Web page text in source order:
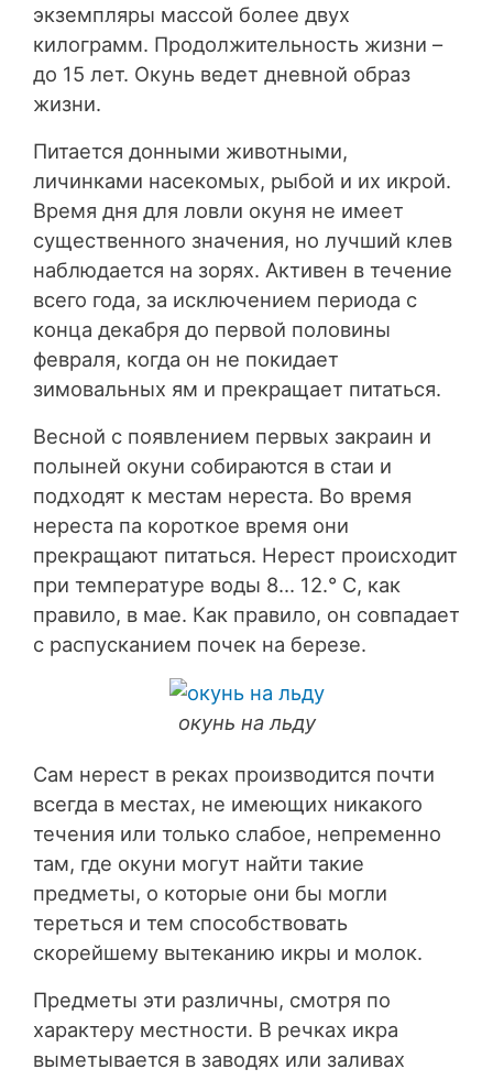
экземпляры массой более двух
килограмм. Продолжительность жизни –
до 15 лет. Окунь ведет дневной образ
жизни.
Питается донными животными,
личинками насекомых, рыбой и их икрой.
Время дня для ловли окуня не имеет
существенного значения, но лучший клев
наблюдается на зорях. Активен в течение
всего года, за исключением периода с
конца декабря до первой половины
февраля, когда он не покидает
зимовальных ям и прекращает питаться.
Весной с появлением первых закраин и
полыней окуни собираются в стаи и
подходят к местам нереста. Во время
нереста па короткое время они
прекращают питаться. Нерест происходит
при температуре воды 8… 12.° С, как
правило, в мае. Как правило, он совпадает
с распусканием почек на березе.
окунь на льду
Сам нерест в реках производится почти
всегда в местах, не имеющих никакого
течения или только слабое, непременно
там, где окуни могут найти такие
предметы, о которые они бы могли
тереться и тем способствовать
скорейшему вытеканию икры и молок.
Предметы эти различны, смотря по
характеру местности. В речках икра
выметывается в заводях или заливах